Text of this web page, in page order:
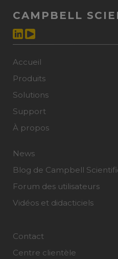
CAMPBELL
Accueil
Produits
Solutions
Support
À propos
News
Blog de Campbell
Forum des utilisateurs
Vidéos et didacticiels
Contact
Centre clientèle